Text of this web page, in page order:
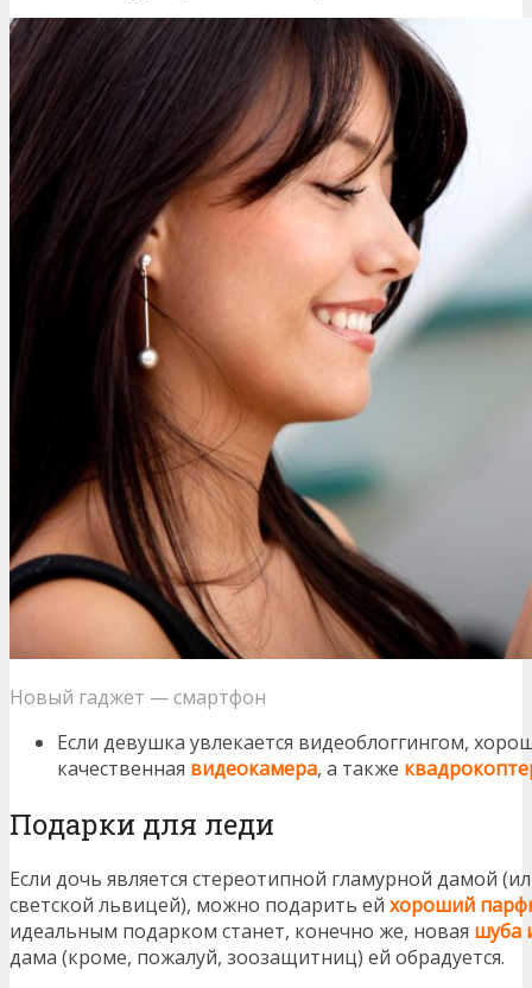
Новый гаджет — смартфон
Если девушка увлекается видеоблоггингом,
качественная видеокамера, а также
Подарки для леди
Если дочь является стереотипной гламурной дамой
светской львицей), можно подарить ей хороший
идеальным подарком станет, конечно же, новая шуба
дама (кроме, пожалуй, зоозащитниц) ей обрадуется.